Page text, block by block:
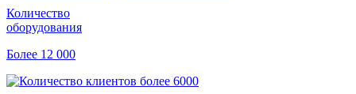
Количество
оборудования
Более 12 000